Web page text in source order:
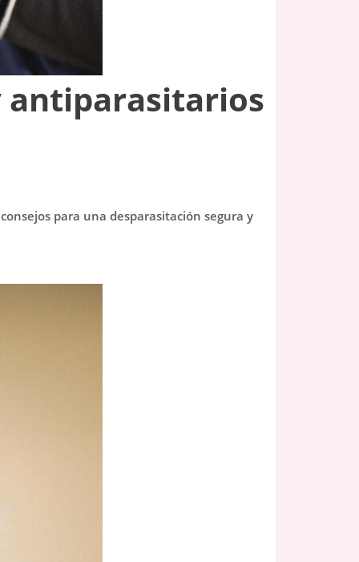
antiparasitarios
para una desparasitación segura y